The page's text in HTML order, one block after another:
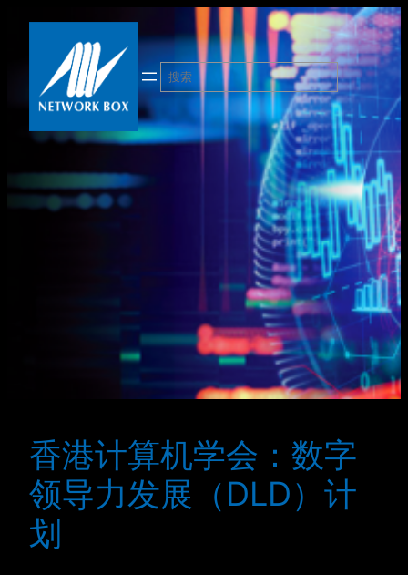
搜
索
香港计算机学会：数字
领导力发展（DLD）计
划